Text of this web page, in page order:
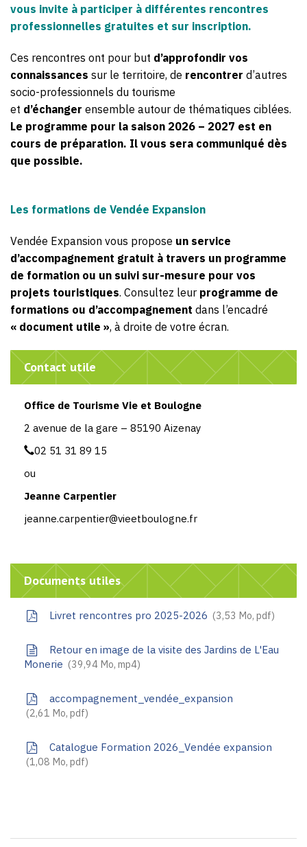
vous invite à participer à différentes rencontres
professionnelles gratuites et sur inscription.
Ces rencontres ont pour but d’approfondir vos
connaissances sur le territoire, de rencontrer d’autres
socio-professionnels du tourisme
et d’échanger ensemble autour de thématiques ciblées.
Le programme pour la saison 2026 – 2027 est en
cours de préparation. Il vous sera communiqué dès
que possible.
Les formations de Vendée Expansion
Vendée Expansion vous propose un service
d’accompagnement gratuit à travers un programme
de formation ou un suivi sur-mesure pour vos
projets touristiques. Consultez leur programme de
formations ou d’accompagnement dans l’encadré
« document utile », à droite de votre écran.
Contact utile
Office de Tourisme Vie et Boulogne
2 avenue de la gare – 85190 Aizenay
02 51 31 89 15
ou
Jeanne Carpentier
jeanne.carpentier@vieetboulogne.fr
Documents utiles
Livret rencontres pro 2025-2026 3,53 Mo, pdf
Retour en image de la visite des Jardins de L'Eau
Monerie
39,94 Mo, mp4
accompagnement_vendée_expansion
2,61 Mo, pdf
Catalogue Formation 2026_Vendée expansion
1,08 Mo, pdf